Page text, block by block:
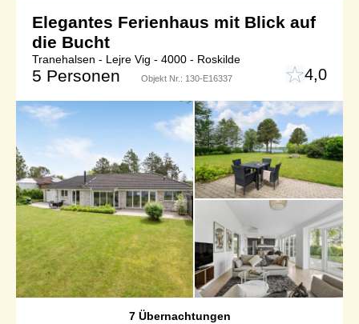
Elegantes Ferienhaus mit Blick auf
die Bucht
Tranehalsen - Lejre Vig - 4000 - Roskilde
5 Personen Objekt Nr.: 130-E16337 4,0
7 Übernachtungen